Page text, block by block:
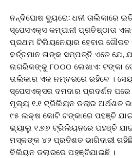
ନନ୍ଦିଘୋଷ ବ୍ୟୁରୋ: ଧନୀ ତାଲିକାରେ
ସ୍ପେସଏକ୍ସ କମ୍ପାନୀ ପ୍ରତିଷ୍ଠାତା
ପ୍ରଥମ ଟିଲିୟନେୟାର ହେବାର
ବର୍ତ୍ତମାନ ତାଙ୍କ ସମ୍ପତ୍ତି ଏତେ
ନାଗରିକଙ୍କୁ ୮୦୦୦ ଲେଖାଏ: ଟଙ୍କା
ତାଲିକାର ଏକ ନମ୍ବରରେ ରହିବେ ।
ସ୍ପେସଏକ୍ସର ଦମଦାର ପ୍ରଦର୍ଶନ
ମୂଲ୍ୟ ୧.୧ ଟ୍ରିଲିୟନ ଡଲାର ଅର୍ଥଶତ
୯୫ ଲକ୍ଷ କୋଟି ଟଙ୍କାରେ ପହଞ୍ଚି
ଭ୍ୟାଲୁ ୧.୭୭ ଟ୍ରିଲିୟନରେ ପହଞ୍ଚି
ମସ୍କଙ୍କ ୪୨ ପ୍ରତିଶତ ଭାଗିଦାରୀ
ବିଲିୟନ ଡଲାରରେ ପହଞ୍ଚିଯାଇଛି ।